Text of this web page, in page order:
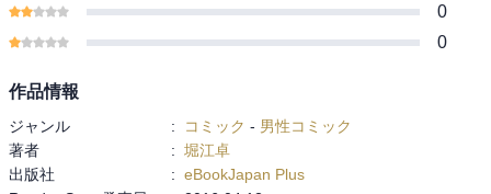
0
0
作品情報
ジャンル : コミック - 男性コミック
著者
: 堀江卓
出版社
: eBookJapan Plus